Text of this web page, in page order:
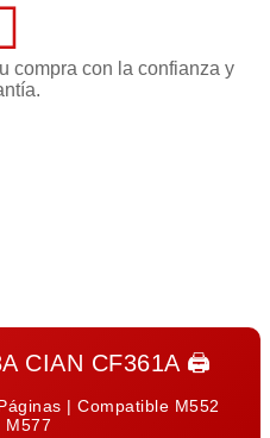
compra con la confianza y
CIAN CF361A🖨️
| Compatible M552
M577